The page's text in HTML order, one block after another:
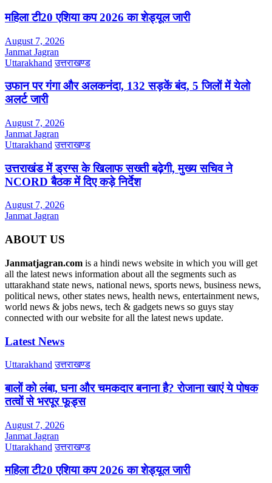
महिला टी20 एशिया कप 2026 का शेड्यूल जारी
August 7, 2026
Janmat Jagran
Uttarakhand उत्तराखण्ड
उफान पर गंगा और अलकनंदा, 132 सड़कें बंद, 5 जिलों में येलो
अलर्ट जारी
August 7, 2026
Janmat Jagran
Uttarakhand उत्तराखण्ड
उत्तराखंड में ड्रग्स के खिलाफ सख्ती बढ़ेगी, मुख्य सचिव ने
NCORD बैठक में दिए कड़े निर्देश
August 7, 2026
Janmat Jagran
ABOUT US
Janmatjagran.com is a hindi news website in which you will get
all the latest news information about all the segments such as
uttarakhand state news, national news, sports news, business news,
political news, other states news, health news, entertainment news,
world news & jobs news, tech & gadgets news so guys stay
connected with our website for all the latest news update.
Latest News
Uttarakhand उत्तराखण्ड
बालों को लंबा, घना और चमकदार बनाना है? रोजाना खाएं ये पोषक
तत्वों से भरपूर फूड्स
August 7, 2026
Janmat Jagran
Uttarakhand उत्तराखण्ड
महिला टी20 एशिया कप 2026 का शेड्यूल जारी